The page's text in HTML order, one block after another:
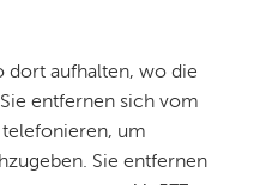
dort aufhalten, wo die
entfernen sich vom
um
Sie entfernen